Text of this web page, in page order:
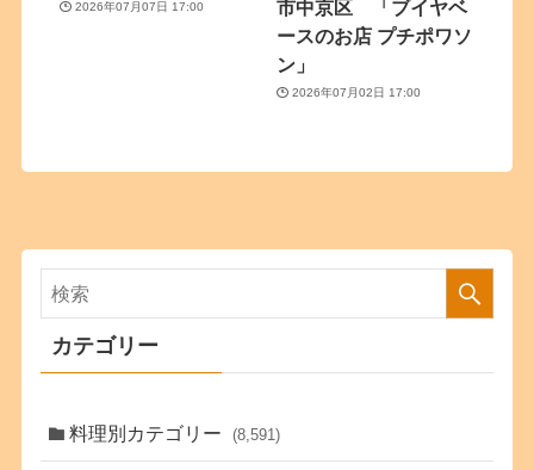
2026年07月07日 17:00
市中京区 「ブイヤベ
ースのお店 プチポワソ
ン」
2026年07月02日 17:00
カテゴリー
料理別カテゴリー (8,591)